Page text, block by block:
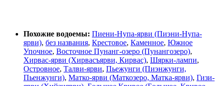
Похожие водоемы: Пиени-Нупа-ярви (Пиэни-Нупа-
ярви), без названия, Крестовое, Каменное, Южное
Упочное, Восточное Пунанг-озеро (Пунангозеро),
Хирвас-ярви (Хирвасъярви, Кирвас), Шярки-лампи,
Островное, Талви-ярви, Пьежунги (Пиэнжунги,
Пьенжунги), Матко-ярви (Маткозеро, Матка-ярви), Гизи-